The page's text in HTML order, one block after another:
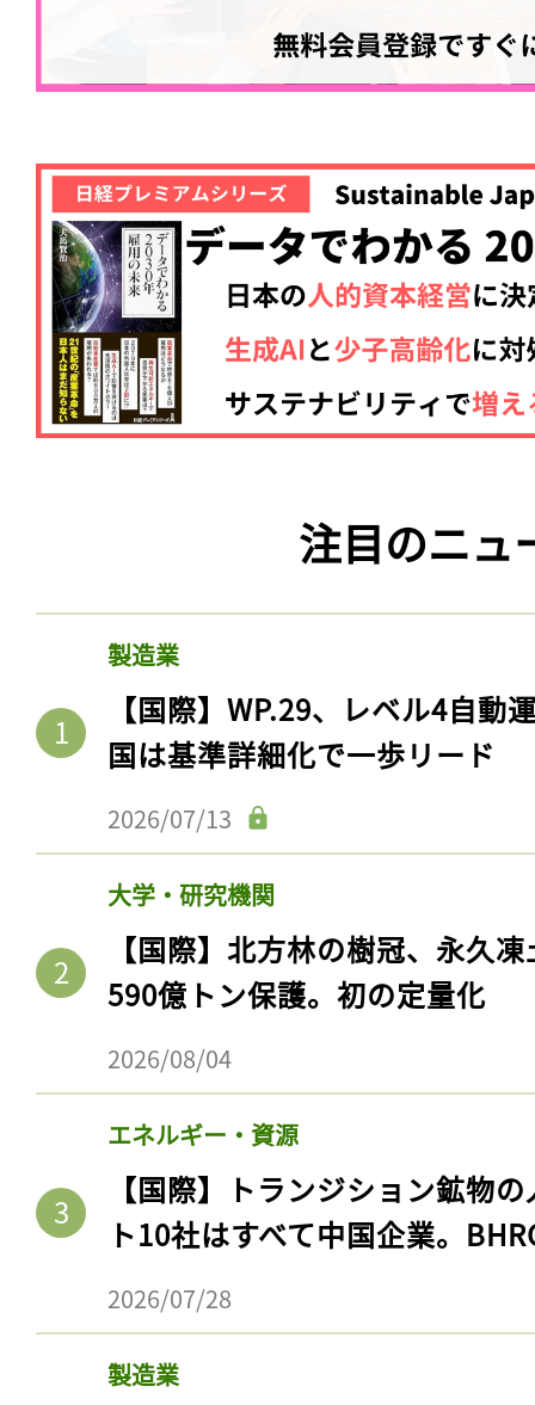
注目のニュ
製造業
【国際】WP.29、レベル4自動
国は基準詳細化で一歩リード
2026/07/13
大学・研究機関
【国際】北方林の樹冠、永久
590億トン保護。初の定量化
2026/08/04
エネルギー・資源
【国際】トランジション鉱物
ト10社はすべて中国企業。
2026/07/28
製造業